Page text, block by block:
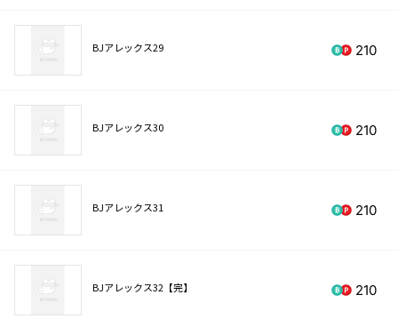
BJアレックス29 210
BJアレックス30 210
BJアレックス31 210
BJアレックス32【完】 210